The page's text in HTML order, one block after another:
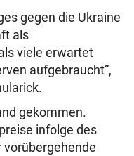
gegen die Ukraine
als
viele erwartet
aufgebraucht“,
gekommen.
infolge des
vorübergehende